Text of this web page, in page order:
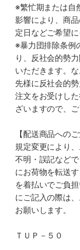
※繁忙期または自
影響により、商
定日などご希望
※暴力団排除条例
り、反社会的勢
いただきます。
先様に反社会的
注文をお受けし
ざいますので、ご
【配送商品への
規定変更により
不明・誤記など
にお荷物を転送
を着払いでご負
にご記入の際は
お願いします。
ＴＵＰ－５０